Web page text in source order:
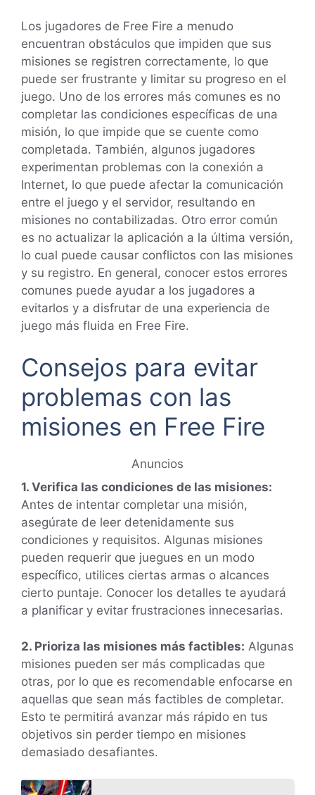
Los jugadores de Free Fire a menudo
encuentran obstáculos que impiden que sus
misiones se registren correctamente, lo que
puede ser frustrante y limitar su progreso en el
juego. Uno de los errores más comunes es no
completar las condiciones específicas de una
misión, lo que impide que se cuente como
completada. También, algunos jugadores
experimentan problemas con la conexión a
Internet, lo que puede afectar la comunicación
entre el juego y el servidor, resultando en
misiones no contabilizadas. Otro error común
es no actualizar la aplicación a la última versión,
lo cual puede causar conflictos con las misiones
y su registro. En general, conocer estos errores
comunes puede ayudar a los jugadores a
evitarlos y a disfrutar de una experiencia de
juego más fluida en Free Fire.
Consejos para evitar
problemas con las
misiones en Free Fire
Anuncios
1. Verifica las condiciones de las misiones:
Antes de intentar completar una misión,
asegúrate de leer detenidamente sus
condiciones y requisitos. Algunas misiones
pueden requerir que juegues en un modo
específico, utilices ciertas armas o alcances
cierto puntaje. Conocer los detalles te ayudará
a planificar y evitar frustraciones innecesarias.
2. Prioriza las misiones más factibles: Algunas
misiones pueden ser más complicadas que
otras, por lo que es recomendable enfocarse en
aquellas que sean más factibles de completar.
Esto te permitirá avanzar más rápido en tus
objetivos sin perder tiempo en misiones
demasiado desafiantes.